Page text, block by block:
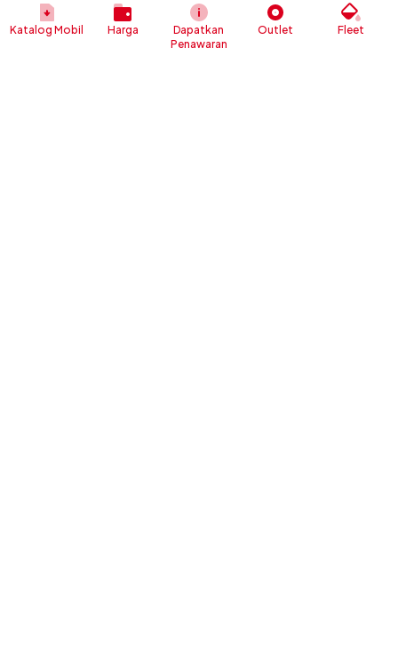
asuransi. Perpanjangan bisa dilakukan offline
maupun online. Pastikan Anda memperpanjang
Katalog Mobil Harga
Dapatkan
Penawaran
Outlet Fleet